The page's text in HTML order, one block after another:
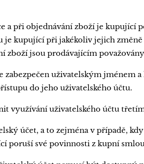
a při objednávání zboží je kupující
je kupující při jakékoliv jejich
zboží jsou prodávajícím považovány
zabezpečen uživatelským jménem
do jeho uživatelského účtu.
využívání uživatelského účtu
účet, a to zejména v případě,
poruší své povinnosti z kupní